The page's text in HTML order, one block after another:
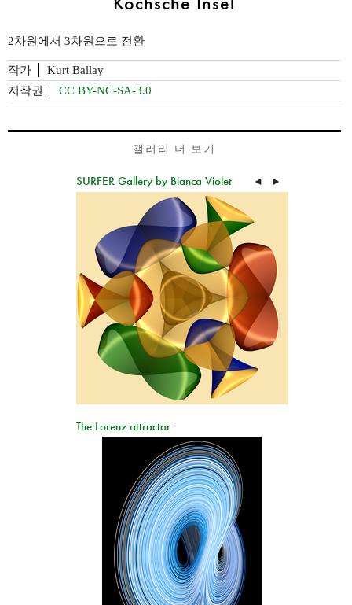
2차원에서 3차원으로 전환
작가 Kurt Ballay
저작권 CC BY-NC-SA-3.0
갤러리 더 보기
SURFER Gallery by Bianca Violet ◄ ►
The Lorenz attractor